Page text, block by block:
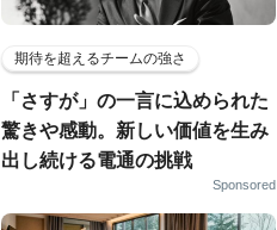
期待を超えるチームの強さ
「さすが」の一言に込められた
驚きや感動。新しい価値を生み
出し続ける電通の挑戦
Sponsored